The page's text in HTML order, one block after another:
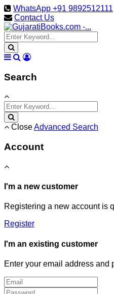
WhatsApp +91 9892512111
Contact Us
Search
CloseAdvanced Search
Account
I'm a new customer
Registering a new account is
Register
I'm an existing customer
Enter your email address and